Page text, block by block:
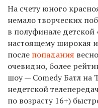
На счету юного
немало творческих
в полуфинале
настоящему широкая
после попадания
очевидно, более
шоу — Comedy Батл
недетской
по возрасту 16+)